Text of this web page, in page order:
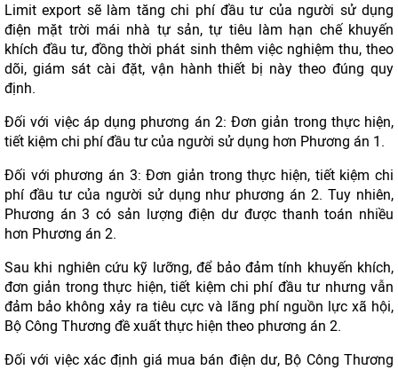
Limit export sẽ làm tăng chi phí đầu tư của người sử dụng
điện mặt trời mái nhà tự sản, tự tiêu làm hạn chế khuyến
khích đầu tư, đồng thời phát sinh thêm việc nghiệm thu, theo
dõi, giám sát cài đặt, vận hành thiết bị này theo đúng quy
định.
Đối với việc áp dụng phương án 2: Đơn giản trong thực hiện,
tiết kiệm chi phí đầu tư của người sử dụng hơn Phương án 1.
Đối với phương án 3: Đơn giản trong thực hiện, tiết kiệm chi
phí đầu tư của người sử dụng như phương án 2. Tuy nhiên,
Phương án 3 có sản lượng điện dư được thanh toán nhiều
hơn Phương án 2.
Sau khi nghiên cứu kỹ lưỡng, để bảo đảm tính khuyến khích,
đơn giản trong thực hiện, tiết kiệm chi phí đầu tư nhưng vẫn
đảm bảo không xảy ra tiêu cực và lãng phí nguồn lực xã hội,
Bộ Công Thương đề xuất thực hiện theo phương án 2.
Đối với việc xác định giá mua bán điện dư, Bộ Công Thương